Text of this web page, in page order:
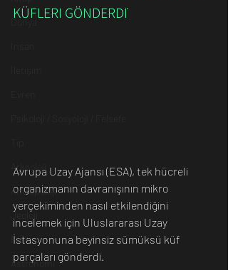
Dünya
Arkeoloji
Antropoloji
Jeoloji
Fizik
Astronomi
KÜFLERI GÖNDERDİ
Avrupa Uzay Ajansı (ESA), tek hücreli
organizmanın davranışının mikro
yerçekiminden nasıl etkilendiğini
incelemek için Uluslararası Uzay
İstasyonuna beyinsiz sümüksü küf
parçaları gönderdi.